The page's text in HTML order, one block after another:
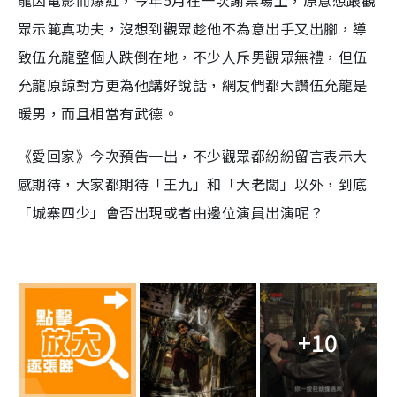
眾示範真功夫，沒想到觀眾趁他不為意出手又出腳，導
致伍允龍整個人跌倒在地，不少人斥男觀眾無禮，但伍
允龍原諒對方更為他講好說話，網友們都大讚伍允龍是
暖男，而且相當有武德。
《愛回家》今次預告一出，不少觀眾都紛紛留言表示大
感期待，大家都期待「王九」和「大老闆」以外，到底
「城寨四少」會否出現或者由邊位演員出演呢？
+10